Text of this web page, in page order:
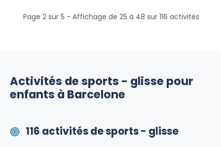
Page 2 sur 5 - Affichage de 25 à 48 sur 116 activités
Activités de sports - glisse pour
enfants à Barcelone
116 activités de sports - glisse